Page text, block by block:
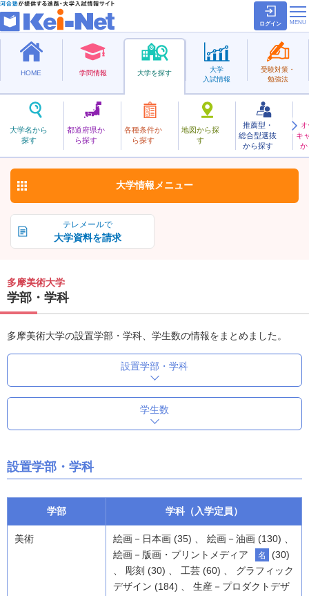
ログイン
HOME 学問情報 大学を探す
大学名から
探す
都道府県か
ら探す
各種条件か
ら探す
地図から探
す
推薦型・
総合型選抜
から探す
キ
か
大学
入試情報
受験対策・
勉強法
私立
たまびじゅつ
多摩美術大学 お気に入り
テレメールで
大学資料を請求
大学情報 メニュー
多摩美術大学
学部・学科
多摩美術大学の設置学部・学科、学生数の情報をまとめました。
設置学部・学科
学生数
設置学部・学科
学部 学科（入学定員）
美術
絵画－日本画 (35) 、 絵画－油画 (130) 、
絵画－版画・プリントメディア
名
(30)
、 彫刻 (30) 、 工芸 (60) 、 グラフィック
デザイン (184) 、 生産－プロダクトデザ